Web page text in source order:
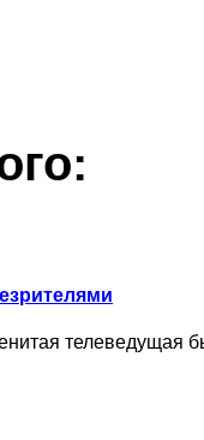
телеведущая